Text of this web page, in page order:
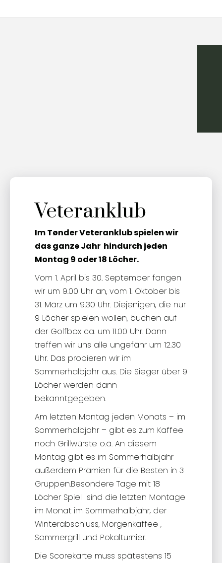
Veteranklub
Im Tønder Veteranklub spielen wir
das ganze Jahr hindurch jeden
Montag 9 oder 18 Löcher.
Vom 1. April bis 30. September fangen
wir um 9.00 Uhr an, vom 1. Oktober bis
31. März um 9.30 Uhr. Diejenigen, die nur
9 Löcher spielen wollen, buchen auf
der Golfbox ca. um 11.00 Uhr. Dann
treffen wir uns alle ungefähr um 12.30
Uhr. Das probieren wir im
Sommerhalbjahr aus. Die Sieger über 9
Löcher werden dann
bekanntgegeben.
Am letzten Montag jeden Monats – im
Sommerhalbjahr – gibt es zum Kaffee
noch Grillwürste o.ä. An diesem
Montag gibt es im Sommerhalbjahr
außerdem Prämien für die Besten in 3
Gruppen.Besondere Tage mit 18
Löcher Spiel sind die letzten Montage
im Monat im Sommerhalbjahr, der
Winterabschluss, Morgenkaffee ,
Sommergrill und Pokalturnier.
Die Scorekarte muss spätestens 15